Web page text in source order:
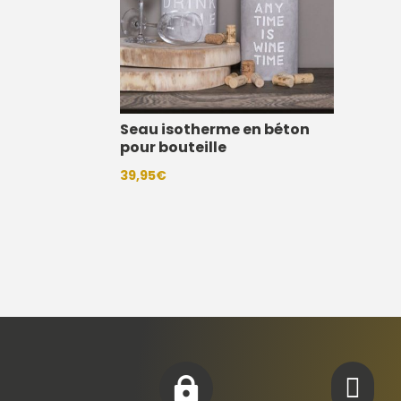
Seau isotherme en béton
pour bouteille
39,95€
 